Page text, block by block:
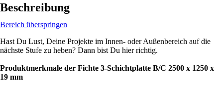
Beschreibung
Bereich überspringen
Hast Du Lust, Deine Projekte im Innen- oder Außenbereich auf die
nächste Stufe zu heben? Dann bist Du hier richtig.
Produktmerkmale der Fichte 3-Schichtplatte B/C 2500 x 1250 x
19 mm